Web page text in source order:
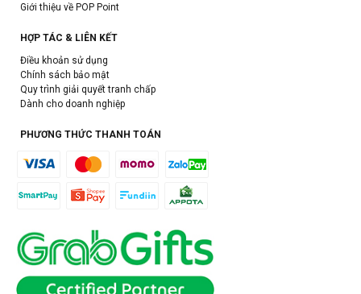
Giới thiệu về POP Point
HỢP TÁC & LIÊN KẾT
Điều khoản sử dụng
Chính sách bảo mật
Quy trình giải quyết tranh chấp
Dành cho doanh nghiệp
PHƯƠNG THỨC THANH TOÁN